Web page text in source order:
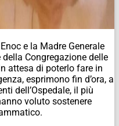
e la Madre Generale
Congregazione delle
attesa di poterlo fare in
esprimono fin d’ora, a
dell’Ospedale, il più
voluto sostenere